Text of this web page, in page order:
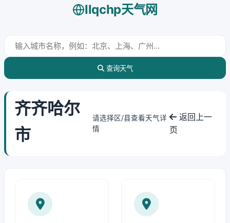
llqchp天气网
查询天气
齐齐哈尔
市
请选择区/县查看天气详
情
返回上一
页